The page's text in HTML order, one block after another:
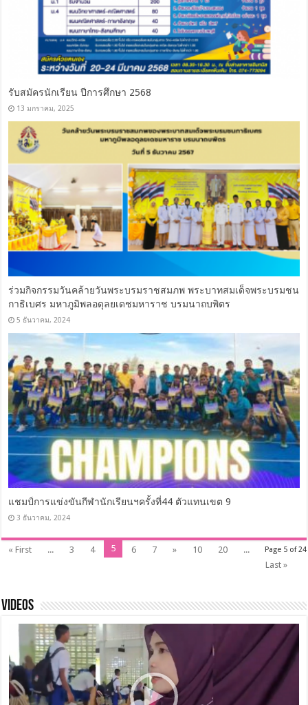
รับสมัครนักเรียน ปีการศึกษา 2568
13 มกราคม, 2025
ร่วมกิจกรรมวันคล้ายวันพระบรมราชสมภพ พระบาทสมเด็จพระบรมชน
กาธิเบศร มหาภูมิพลอดุลยเดชมหาราช บรมนาถบพิตร
5 ธันวาคม, 2024
แชมป์การแข่งขันกีฬานักเรียนฯครั้งที่44 ตัวแทนเขต 9
3 ธันวาคม, 2024
Page 5 of 24
« First ... 3 4 5 6 7 » 10 20
...
Last »
Videos